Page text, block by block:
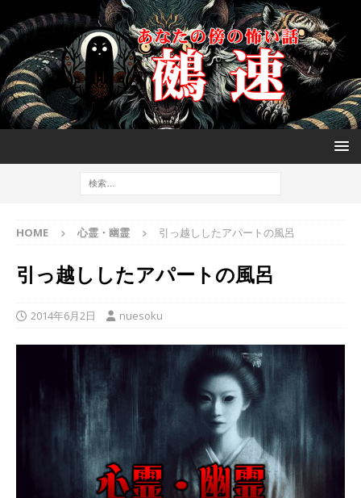
HOME 心霊・幽霊 引っ越ししたアパートの風呂
引っ越ししたアパートの風呂
2014年6月2日 nuesoku